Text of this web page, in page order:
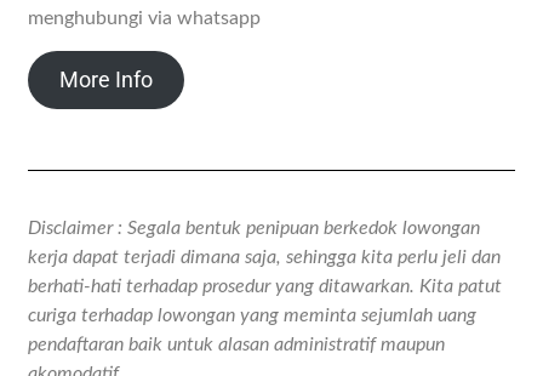
menghubungi via whatsapp
More Info
Disclaimer : Segala bentuk penipuan berkedok lowongan
kerja dapat terjadi dimana saja, sehingga kita perlu jeli dan
berhati-hati terhadap prosedur yang ditawarkan. Kita patut
curiga terhadap lowongan yang meminta sejumlah uang
pendaftaran baik untuk alasan administratif maupun